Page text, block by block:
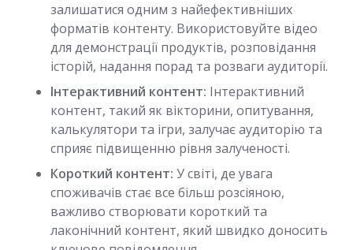
залишатися одним з найефективніших
форматів контенту. Використовуйте відео
для демонстрації продуктів, розповідання
історій, надання порад та розваги аудиторії.
Інтерактивний контент: Інтерактивний
контент, такий як вікторини, опитування,
калькулятори та ігри, залучає аудиторію та
сприяє підвищенню рівня залученості.
Короткий контент: У світі, де увага
споживачів стає все більш розсіяною,
важливо створювати короткий та
лаконічний контент, який швидко доносить